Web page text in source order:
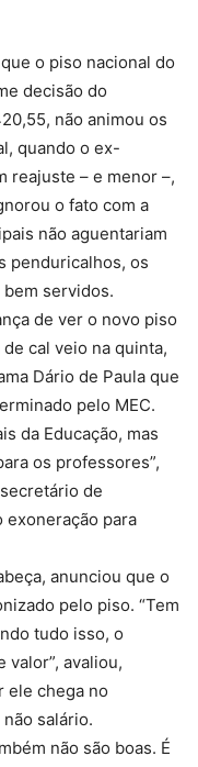
o piso nacional do
decisão do
não animou os
quando o ex-
reajuste – e menor –,
o fato com a
não aguentariam
penduricalhos, os
servidos.
de ver o novo piso
cal veio na quinta,
Dário de Paula que
pelo MEC.
da Educação, mas
os professores”,
de
exoneração para
anunciou que o
pelo piso. “Tem
tudo isso, o
avaliou,
ele chega no
salário.
não são boas. É